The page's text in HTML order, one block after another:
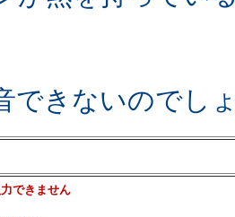
できないのでし
できません